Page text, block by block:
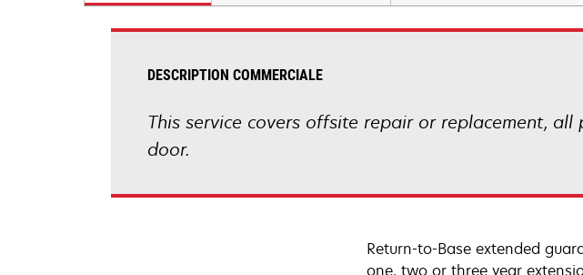
DESCRIPTION COMMERCIALE
This service covers offsite repair or replacement,
door.
Return-to-Base extended
one, two or three year